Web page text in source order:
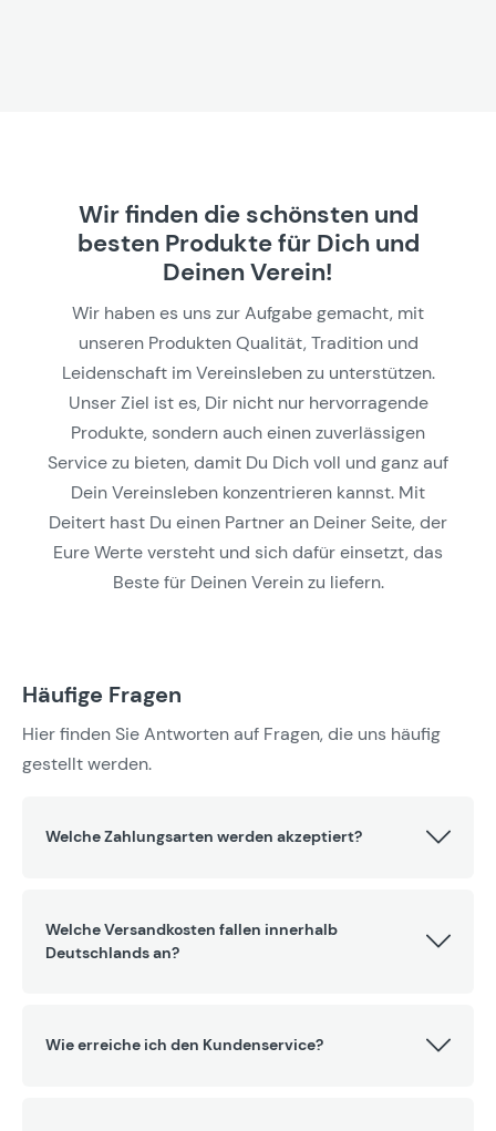
Wir finden die schönsten und
besten Produkte für Dich und
Deinen Verein!
Wir haben es uns zur Aufgabe gemacht, mit
unseren Produkten Qualität, Tradition und
Leidenschaft im Vereinsleben zu unterstützen.
Unser Ziel ist es, Dir nicht nur hervorragende
Produkte, sondern auch einen zuverlässigen
Service zu bieten, damit Du Dich voll und ganz auf
Dein Vereinsleben konzentrieren kannst. Mit
Deitert hast Du einen Partner an Deiner Seite, der
Eure Werte versteht und sich dafür einsetzt, das
Beste für Deinen Verein zu liefern.
Häufige Fragen
Hier finden Sie Antworten auf Fragen, die uns häufig
gestellt werden.
Welche Zahlungsarten werden akzeptiert?
Welche Versandkosten fallen innerhalb
Deutschlands an?
Wie erreiche ich den Kundenservice?